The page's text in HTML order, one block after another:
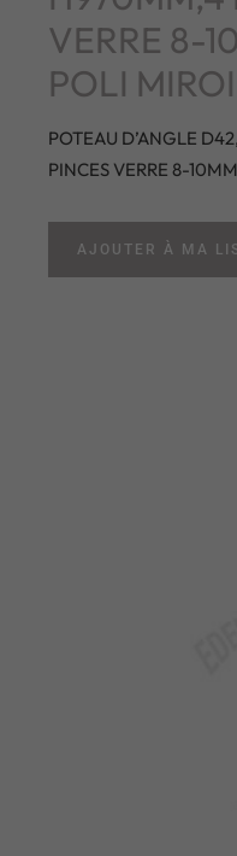
VERRE 8-
POLI
POTEAU D’ANGLE
PINCES VERRE 8-
AJOUTER À MA